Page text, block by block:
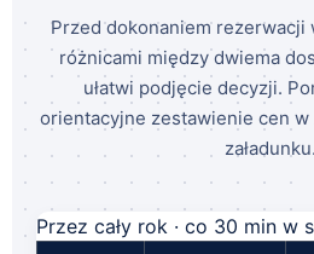
Przed dokonaniem rezerwacji
różnicami między dwiema
ułatwi podjęcie decyzji.
orientacyjne zestawienie cen
załadunku.
Przez cały rok · co 30 min w